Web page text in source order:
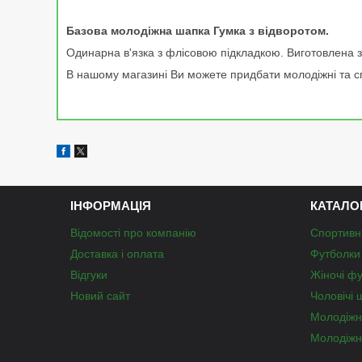
Базова молодіжна шапка Гумка з відворотом.
Одинарна в'язка з флісовою підкладкою. Виготовлена з
В нашому магазині Ви можете придбати молодіжні та
ІНФОРМАЦІЯ
Відомості про компанію
Доставка і оплата
Відгуки
Новий сайт
Жіночі
Чоловічі